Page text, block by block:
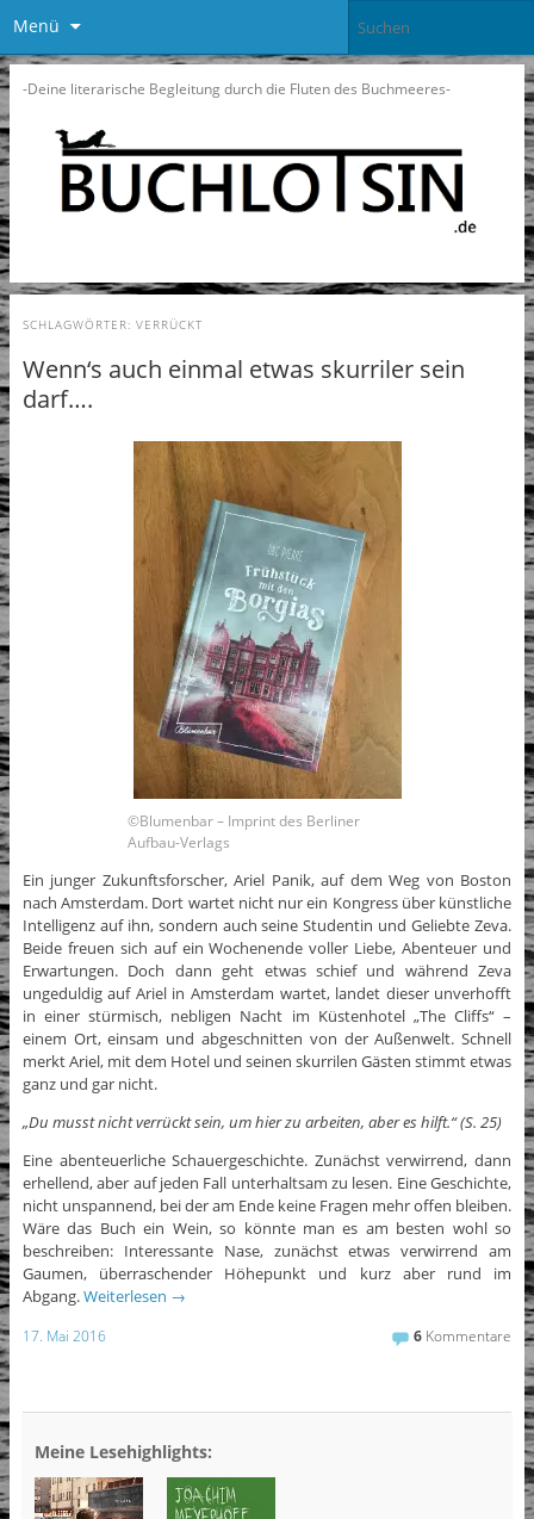
Menü
-Deine literarische Begleitung durch die Fluten des Buchmeeres-
SCHLAGWÖRTER: VERRÜCKT
Wenn‘s auch einmal etwas skurriler sein
darf….
©Blumenbar – Imprint des Berliner
Aufbau-Verlags
Ein junger Zukunftsforscher, Ariel Panik, auf dem Weg von Boston
nach Amsterdam. Dort wartet nicht nur ein Kongress über künstliche
Intelligenz auf ihn, sondern auch seine Studentin und Geliebte Zeva.
Beide freuen sich auf ein Wochenende voller Liebe, Abenteuer und
Erwartungen. Doch dann geht etwas schief und während Zeva
ungeduldig auf Ariel in Amsterdam wartet, landet dieser unverhofft
in einer stürmisch, nebligen Nacht im Küstenhotel „The Cliffs“ –
einem Ort, einsam und abgeschnitten von der Außenwelt. Schnell
merkt Ariel, mit dem Hotel und seinen skurrilen Gästen stimmt etwas
ganz und gar nicht.
„Du musst nicht verrückt sein, um hier zu arbeiten, aber es hilft.“ (S. 25)
Eine abenteuerliche Schauergeschichte. Zunächst verwirrend, dann
erhellend, aber auf jeden Fall unterhaltsam zu lesen. Eine Geschichte,
nicht unspannend, bei der am Ende keine Fragen mehr offen bleiben.
Wäre das Buch ein Wein, so könnte man es am besten wohl so
beschreiben: Interessante Nase, zunächst etwas verwirrend am
Gaumen, überraschender Höhepunkt und kurz aber rund im
Abgang.Weiterlesen →
17. Mai 2016 6 Kommentare
Meine Lesehighlights: